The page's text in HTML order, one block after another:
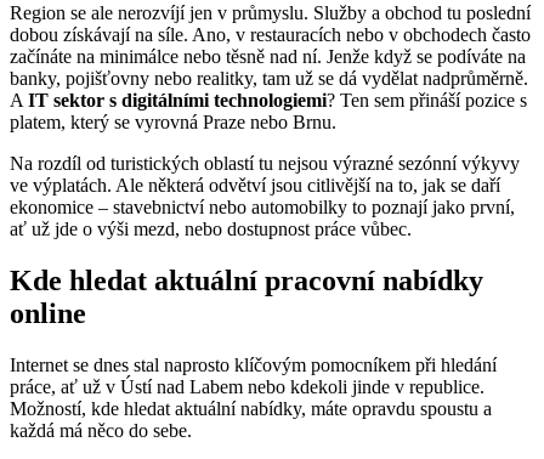
Region se ale nerozvíjí jen v průmyslu. Služby a obchod tu poslední
dobou získávají na síle. Ano, v restauracích nebo v obchodech často
začínáte na minimálce nebo těsně nad ní. Jenže když se podíváte na
banky, pojišťovny nebo realitky, tam už se dá vydělat nadprůměrně.
A IT sektor s digitálními technologiemi? Ten sem přináší pozice s
platem, který se vyrovná Praze nebo Brnu.
Na rozdíl od turistických oblastí tu nejsou výrazné sezónní výkyvy
ve výplatách. Ale některá odvětví jsou citlivější na to, jak se daří
ekonomice – stavebnictví nebo automobilky to poznají jako první,
ať už jde o výši mezd, nebo dostupnost práce vůbec.
Kde hledat aktuální pracovní nabídky
online
Internet se dnes stal naprosto klíčovým pomocníkem při hledání
práce, ať už v Ústí nad Labem nebo kdekoli jinde v republice.
Možností, kde hledat aktuální nabídky, máte opravdu spoustu a
každá má něco do sebe.